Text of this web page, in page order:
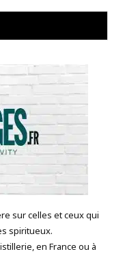
sur celles et ceux qui
spiritueux.
en France ou à